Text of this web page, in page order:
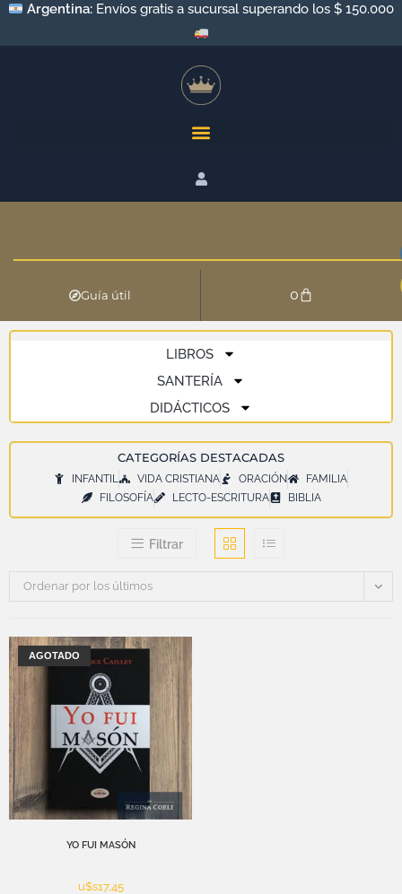
Argentina: Envíos gratis a sucursal superando los $ 150.000
Guía útil 0
LIBROS
SANTERÍA
DIDÁCTICOS
CATEGORÍAS DESTACADAS
INFANTIL VIDA CRISTIANA ORACIÓN
FAMILIA
FILOSOFÍA
LECTO-ESCRITURA BIBLIA
Filtrar
Ordenar por los últimos
AGOTADO
YO FUI MASÓN
u$s17,45